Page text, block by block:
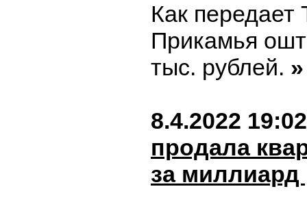
Как
Прикамья
тыс. рублей. »
8.4.2022 19:02
продала
за миллиард